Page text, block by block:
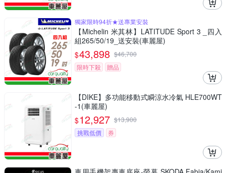
獨家限時94折★送專業安裝
【Michelin 米其林】LATITUDE Sport 3 _四入
組265/50/19_送安裝(車麗屋)
$43,898 $46,700
限時下殺
贈品
【DIKE】多功能移動式瞬涼水冷氣 HLE700WT
-1(車麗屋)
$12,927 $13,900
挑戰低價
券